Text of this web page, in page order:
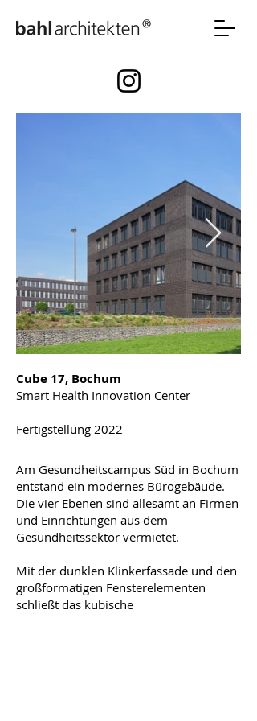
Cube 17, Bochum
Smart Health Innovation Center
Fertigstellung 2022
Am Gesundheitscampus Süd in Bochum
entstand ein modernes Bürogebäude.
Die vier Ebenen sind allesamt an Firmen
und Einrichtungen aus dem
Gesundheitssektor vermietet.
Mit der dunklen Klinkerfassade und den
großformatigen Fensterelementen
schließt das kubische